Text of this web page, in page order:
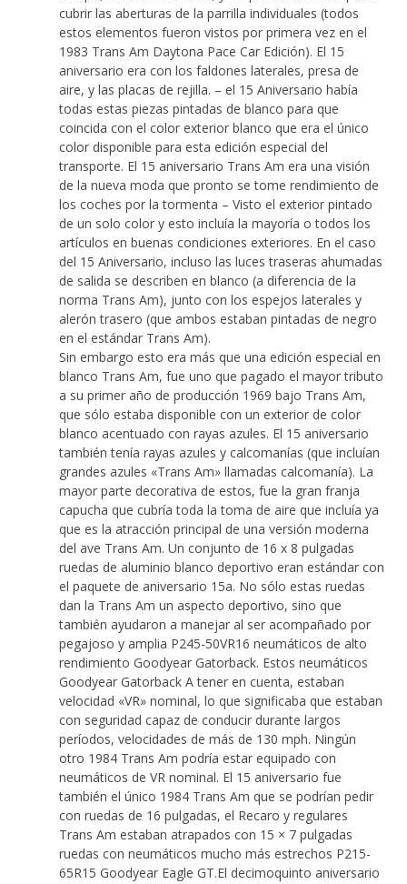
cubrir las aberturas de la parrilla individuales (todos
estos elementos fueron vistos por primera vez en el
1983 Trans Am Daytona Pace Car Edición). El 15
aniversario era con los faldones laterales, presa de
aire, y las placas de rejilla. – el 15 Aniversario había
todas estas piezas pintadas de blanco para que
coincida con el color exterior blanco que era el único
color disponible para esta edición especial del
transporte. El 15 aniversario Trans Am era una visión
de la nueva moda que pronto se tome rendimiento de
los coches por la tormenta – Visto el exterior pintado
de un solo color y esto incluía la mayoría o todos los
artículos en buenas condiciones exteriores. En el caso
del 15 Aniversario, incluso las luces traseras ahumadas
de salida se describen en blanco (a diferencia de la
norma Trans Am), junto con los espejos laterales y
alerón trasero (que ambos estaban pintadas de negro
en el estándar Trans Am).
Sin embargo esto era más que una edición especial en
blanco Trans Am, fue uno que pagado el mayor tributo
a su primer año de producción 1969 bajo Trans Am,
que sólo estaba disponible con un exterior de color
blanco acentuado con rayas azules. El 15 aniversario
también tenía rayas azules y calcomanías (que incluían
grandes azules «Trans Am» llamadas calcomanía). La
mayor parte decorativa de estos, fue la gran franja
capucha que cubría toda la toma de aire que incluía ya
que es la atracción principal de una versión moderna
del ave Trans Am. Un conjunto de 16 x 8 pulgadas
ruedas de aluminio blanco deportivo eran estándar con
el paquete de aniversario 15a. No sólo estas ruedas
dan la Trans Am un aspecto deportivo, sino que
también ayudaron a manejar al ser acompañado por
pegajoso y amplia P245-50VR16 neumáticos de alto
rendimiento Goodyear Gatorback. Estos neumáticos
Goodyear Gatorback A tener en cuenta, estaban
velocidad «VR» nominal, lo que significaba que estaban
con seguridad capaz de conducir durante largos
períodos, velocidades de más de 130 mph. Ningún
otro 1984 Trans Am podría estar equipado con
neumáticos de VR nominal. El 15 aniversario fue
también el único 1984 Trans Am que se podrían pedir
con ruedas de 16 pulgadas, el Recaro y regulares
Trans Am estaban atrapados con 15 × 7 pulgadas
ruedas con neumáticos mucho más estrechos P215-
65R15 Goodyear Eagle GT.El decimoquinto aniversario